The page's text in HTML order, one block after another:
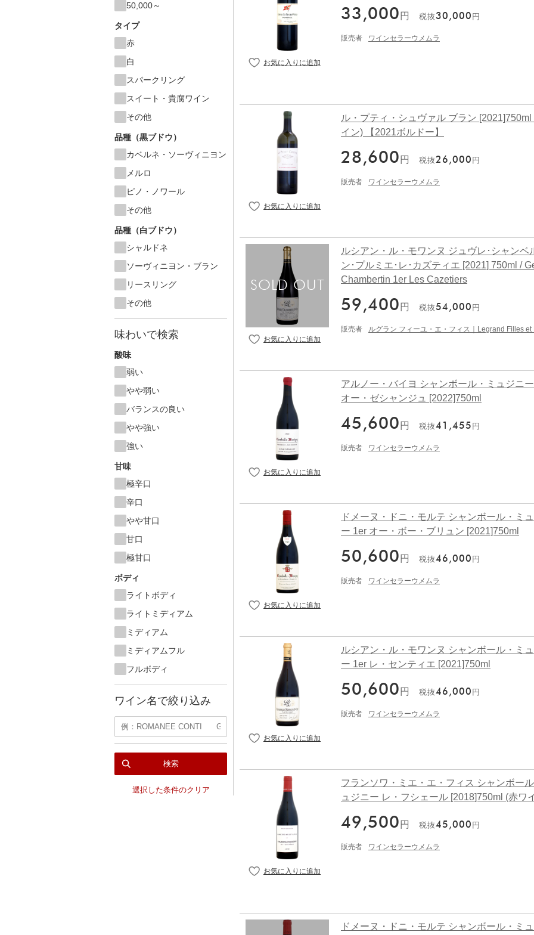
50,000～
タイプ
赤
白
スパークリング
スイート・貴腐ワイン
その他
品種（黒ブドウ）
カベルネ・ソーヴィニヨン
メルロ
ピノ・ノワール
その他
品種（白ブドウ）
シャルドネ
ソーヴィニヨン・ブラン
リースリング
その他
味わいで検索
酸味
弱い
やや弱い
バランスの良い
やや強い
強い
甘味
極辛口
辛口
やや甘口
甘口
極甘口
ボディ
ライトボディ
ライトミディアム
ミディアム
ミディアムフル
フルボディ
ワイン名で絞り込み
検索
選択した条件のクリア
33,000 円 税抜30,000 円
販売者 ワインセラーウメムラ
ル・プティ・シュヴァル ブラン [2021]750ml
イン) 【2021ボルドー】
28,600 円 税抜26,000 円
販売者 ワインセラーウメムラ
ルシアン・ル・モワンヌ ジュヴレ･シャンベ
ン･プルミエ･レ･カズティエ [2021] 750ml /
Chambertin 1er Les Cazetiers
59,400 円 税抜 54,000 円
販売者 ルグラン フィーユ・エ・フィス｜Legrand Filles et
アルノー・バイヨ シャンボール・ミュジニ
オー・ゼシャンジュ [2022]750ml
45,600 円 税抜41,455 円
販売者 ワインセラーウメムラ
ドメーヌ・ドニ・モルテ シャンボール・ミ
ー 1er オー・ボー・ブリュン [2021]750ml
50,600 円 税抜46,000 円
販売者 ワインセラーウメムラ
ルシアン・ル・モワンヌ シャンボール・ミ
ー 1er レ・センティエ [2021]750ml
50,600 円 税抜46,000 円
販売者 ワインセラーウメムラ
フランソワ・ミエ・エ・フィス シャンボール
ュジニー レ・フシェール [2018]750ml (赤ワ
49,500 円 税抜45,000 円
販売者 ワインセラーウメムラ
ドメーヌ・ドニ・モルテ シャンボール・ミ